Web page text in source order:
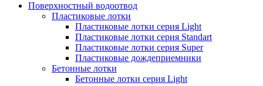
Поверхностный водоотвод
Пластиковые лотки
Пластиковые лотки серия Light
Пластиковые лотки серия Standart
Пластиковые лотки серия Super
Пластиковые дождеприемники
Бетонные лотки
Бетонные лотки серия Light